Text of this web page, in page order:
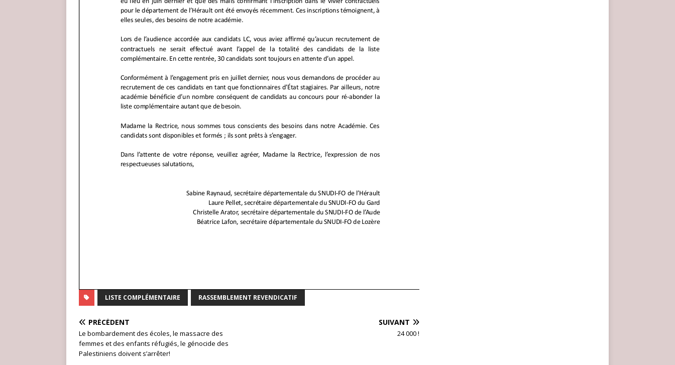
LISTE COMPLÉMENTAIRE RASSEMBLEMENT REVENDICATIF
PRÉCÉDENT
Le bombardement des écoles, le massacre des
femmes et des enfants réfugiés, le génocide des
Palestiniens doivent s’arrêter!
SUIVANT
24 000 !